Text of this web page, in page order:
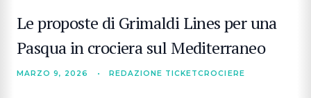
Le proposte di Grimaldi Lines per una
Pasqua in crociera sul Mediterraneo
MARZO 9, 2026 • REDAZIONE TICKETCROCIERE